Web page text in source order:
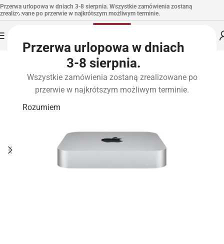
Przerwa urlopowa w dniach
3-8 sierpnia.
Wszystkie zamówienia zostaną zrealizowane po
przerwie w najkrótszym możliwym terminie.
Rozumiem
Przerwa urlopowa w dniach 3-8 sierpnia. Wszystkie zamówienia zostaną
zrealizowane po przerwie w najkrótszym możliwym terminie.